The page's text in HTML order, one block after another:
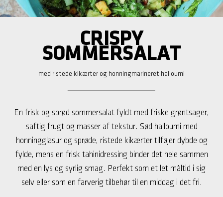
CRISPY
SOMMERSALAT
med ristede kikærter og honningmarineret halloumi
En frisk og sprød sommersalat fyldt med friske grøntsager,
saftig frugt og masser af tekstur. Sød halloumi med
honningglasur og sprøde, ristede kikærter tilføjer dybde og
fylde, mens en frisk tahinidressing binder det hele sammen
med en lys og syrlig smag. Perfekt som et let måltid i sig
selv eller som en farverig tilbehør til en middag i det fri.